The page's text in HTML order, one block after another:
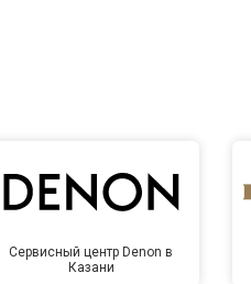
Сервисный центр Denon в
Казани